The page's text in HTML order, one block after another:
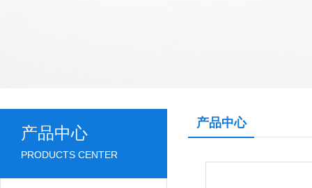
产品中心
PRODUCTS CENTER
产品中心